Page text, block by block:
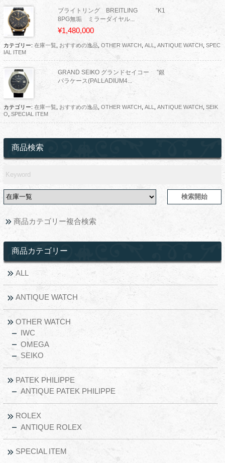
ブライトリング BREITLING ”K1
8PG無垢 ミラーダイヤル...
¥1,480,000
カテゴリー: 在庫一覧, おすすめの逸品, OTHER WATCH ALL ANTIQUE WATCH SPEC
IAL ITEM
GRAND SEIKO グランドセイコー ”銀
パラケース(PALLADIUM4...
カテゴリー: 在庫一覧, おすすめの逸品, OTHER WATCH ALL ANTIQUE WATCH SEIK
O SPECIAL ITEM
商品検索
商品カテゴリー複合検索
商品カテゴリー
ALL
ANTIQUE WATCH
OTHER WATCH
IWC
OMEGA
SEIKO
PATEK PHILIPPE
ANTIQUE PATEK PHILIPPE
ROLEX
ANTIQUE ROLEX
SPECIAL ITEM